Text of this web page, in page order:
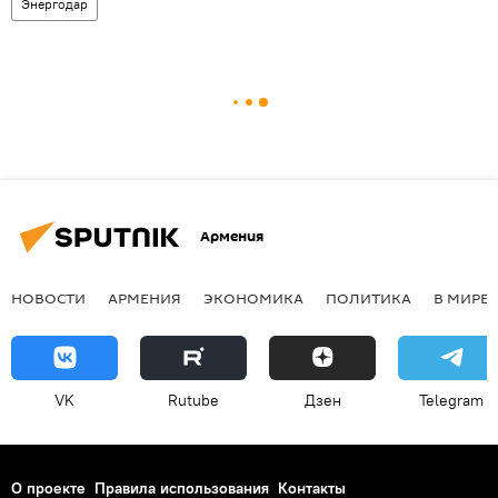
Энергодар
Армения
НОВОСТИ АРМЕНИЯ ЭКОНОМИКА ПОЛИТИКА В МИРЕ
VK Rutube Дзен Telegram
О проекте Правила использования Контакты